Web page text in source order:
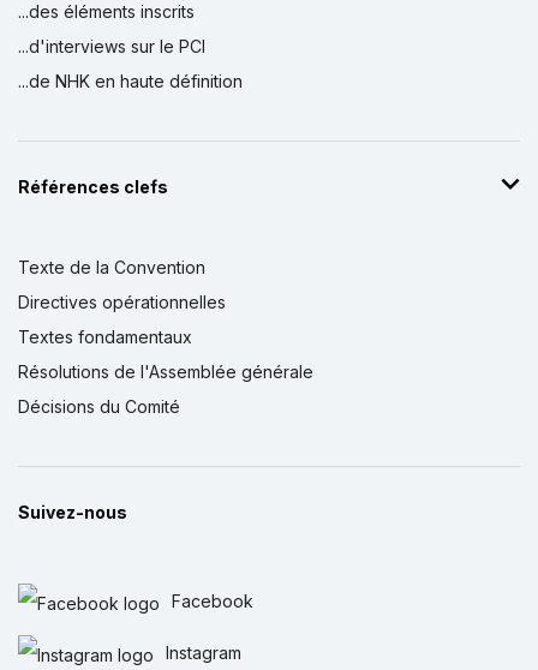
...des éléments inscrits
...d'interviews sur le PCI
...de NHK en haute définition
Références clefs
Texte de la Convention
Directives opérationnelles
Textes fondamentaux
Résolutions de l'Assemblée générale
Décisions du Comité
Suivez-nous
Facebook
Instagram